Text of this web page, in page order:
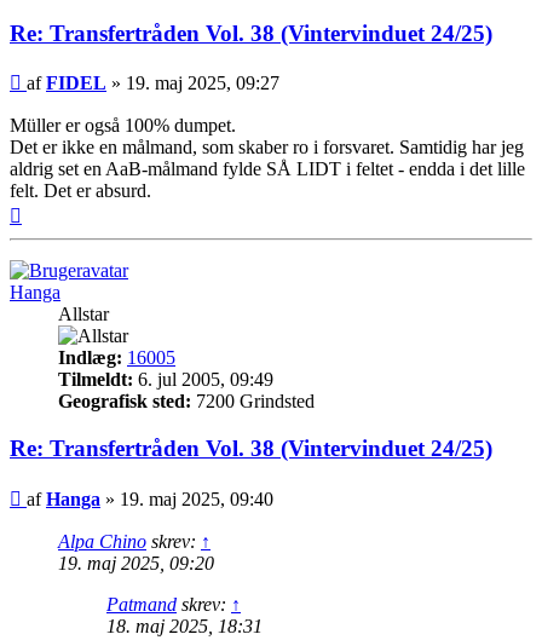
Re: Transfertråden Vol. 38 (Vintervinduet 24/25)
Indlæg
afFIDEL » 19. maj 2025, 09:27
Müller er også 100% dumpet.
Det er ikke en målmand, som skaber ro i forsvaret. Samtidig har jeg
aldrig set en AaB-målmand fylde SÅ LIDT i feltet - endda i det lille
felt. Det er absurd.
Hanga
Allstar
Indlæg: 16005
Tilmeldt: 6. jul 2005, 09:49
Geografisk sted: 7200 Grindsted
Re: Transfertråden Vol. 38 (Vintervinduet 24/25)
Indlæg
afHanga » 19. maj 2025, 09:40
Alpa Chino skrev: ↑
19. maj 2025, 09:20
Patmand skrev: ↑
18. maj 2025, 18:31